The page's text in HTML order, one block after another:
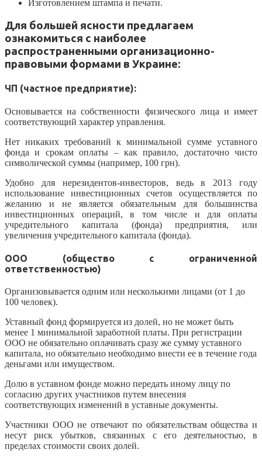
Изготовлением штампа и печати.
Для большей ясности предлагаем
ознакомиться с наиболее
распространенными организационно-
правовыми формами в Украине:
ЧП (частное предприятие):
Основывается на собственности физического лица и имеет
соответствующий характер управления.
Нет никаких требований к минимальной сумме уставного
фонда и срокам оплаты – как правило, достаточно чисто
символической суммы (например, 100 грн).
Удобно для нерезидентов-инвесторов, ведь в 2013 году
использование инвестиционных счетов осуществляется по
желанию и не является обязательным для большинства
инвестиционных операций, в том числе и для оплаты
учредительного капитала (фонда) предприятия, или
увеличения учредительного капитала (фонда).
ООО (общество с ограниченной
ответственностью)
Организовывается одним или несколькими лицами (от 1 до
100 человек).
Уставный фонд формируется из долей, но не может быть
менее 1 минимальной заработной платы. При регистрации
ООО не обязательно оплачивать сразу же сумму уставного
капитала, но обязательно необходимо внести ее в течение года
деньгами или имуществом.
Долю в уставном фонде можно передать иному лицу по
согласию других участников путем внесения
соответствующих изменений в уставные документы.
Участники ООО не отвечают по обязательствам общества и
несут риск убытков, связанных с его деятельностью, в
пределах стоимости своих долей.